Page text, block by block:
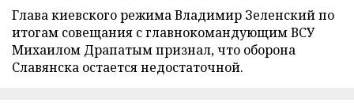
Глава киевского режима Владимир Зеленский по
итогам совещания с главнокомандующим ВСУ
Михаилом Драпатым признал, что оборона
Славянска остается недостаточной.